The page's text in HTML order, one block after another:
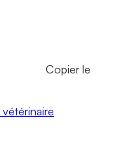
Copier le
vétérinaire